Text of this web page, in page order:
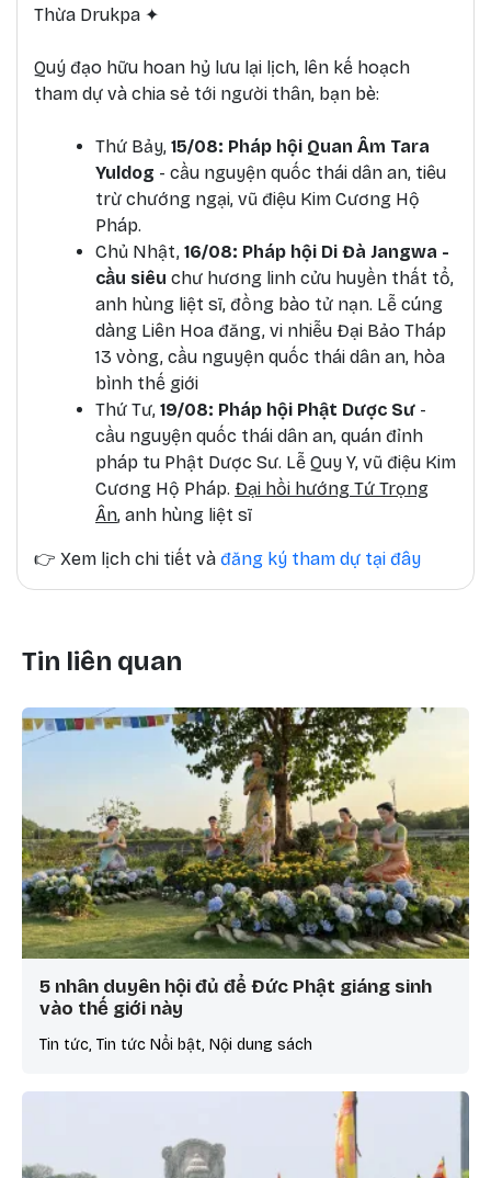
Thừa Drukpa ✦
Quý đạo hữu hoan hỷ lưu lại lịch, lên kế hoạch
tham dự và chia sẻ tới người thân, bạn bè:
Thứ Bảy, 15/08: Pháp hội Quan Âm Tara
Yuldog - cầu nguyện quốc thái dân an, tiêu
trừ chướng ngại, vũ điệu Kim Cương Hộ
Pháp.
Chủ Nhật, 16/08: Pháp hội Di Đà Jangwa -
cầu siêu chư hương linh cửu huyền thất tổ,
anh hùng liệt sĩ, đồng bào tử nạn. Lễ cúng
dàng Liên Hoa đăng, vi nhiễu Đại Bảo Tháp
13 vòng, cầu nguyện quốc thái dân an, hòa
bình thế giới
Thứ Tư, 19/08: Pháp hội Phật Dược Sư -
cầu nguyện quốc thái dân an, quán đỉnh
pháp tu Phật Dược Sư. Lễ Quy Y, vũ điệu Kim
Cương Hộ Pháp. Đại hồi hướng Tứ Trọng
Ân, anh hùng liệt sĩ
👉 Xem lịch chi tiết và đăng ký tham dự tại đây
Tin liên quan
5 nhân duyên hội đủ để Đức Phật giáng sinh
vào thế giới này
Tin tức, Tin tức Nổi bật, Nội dung sách